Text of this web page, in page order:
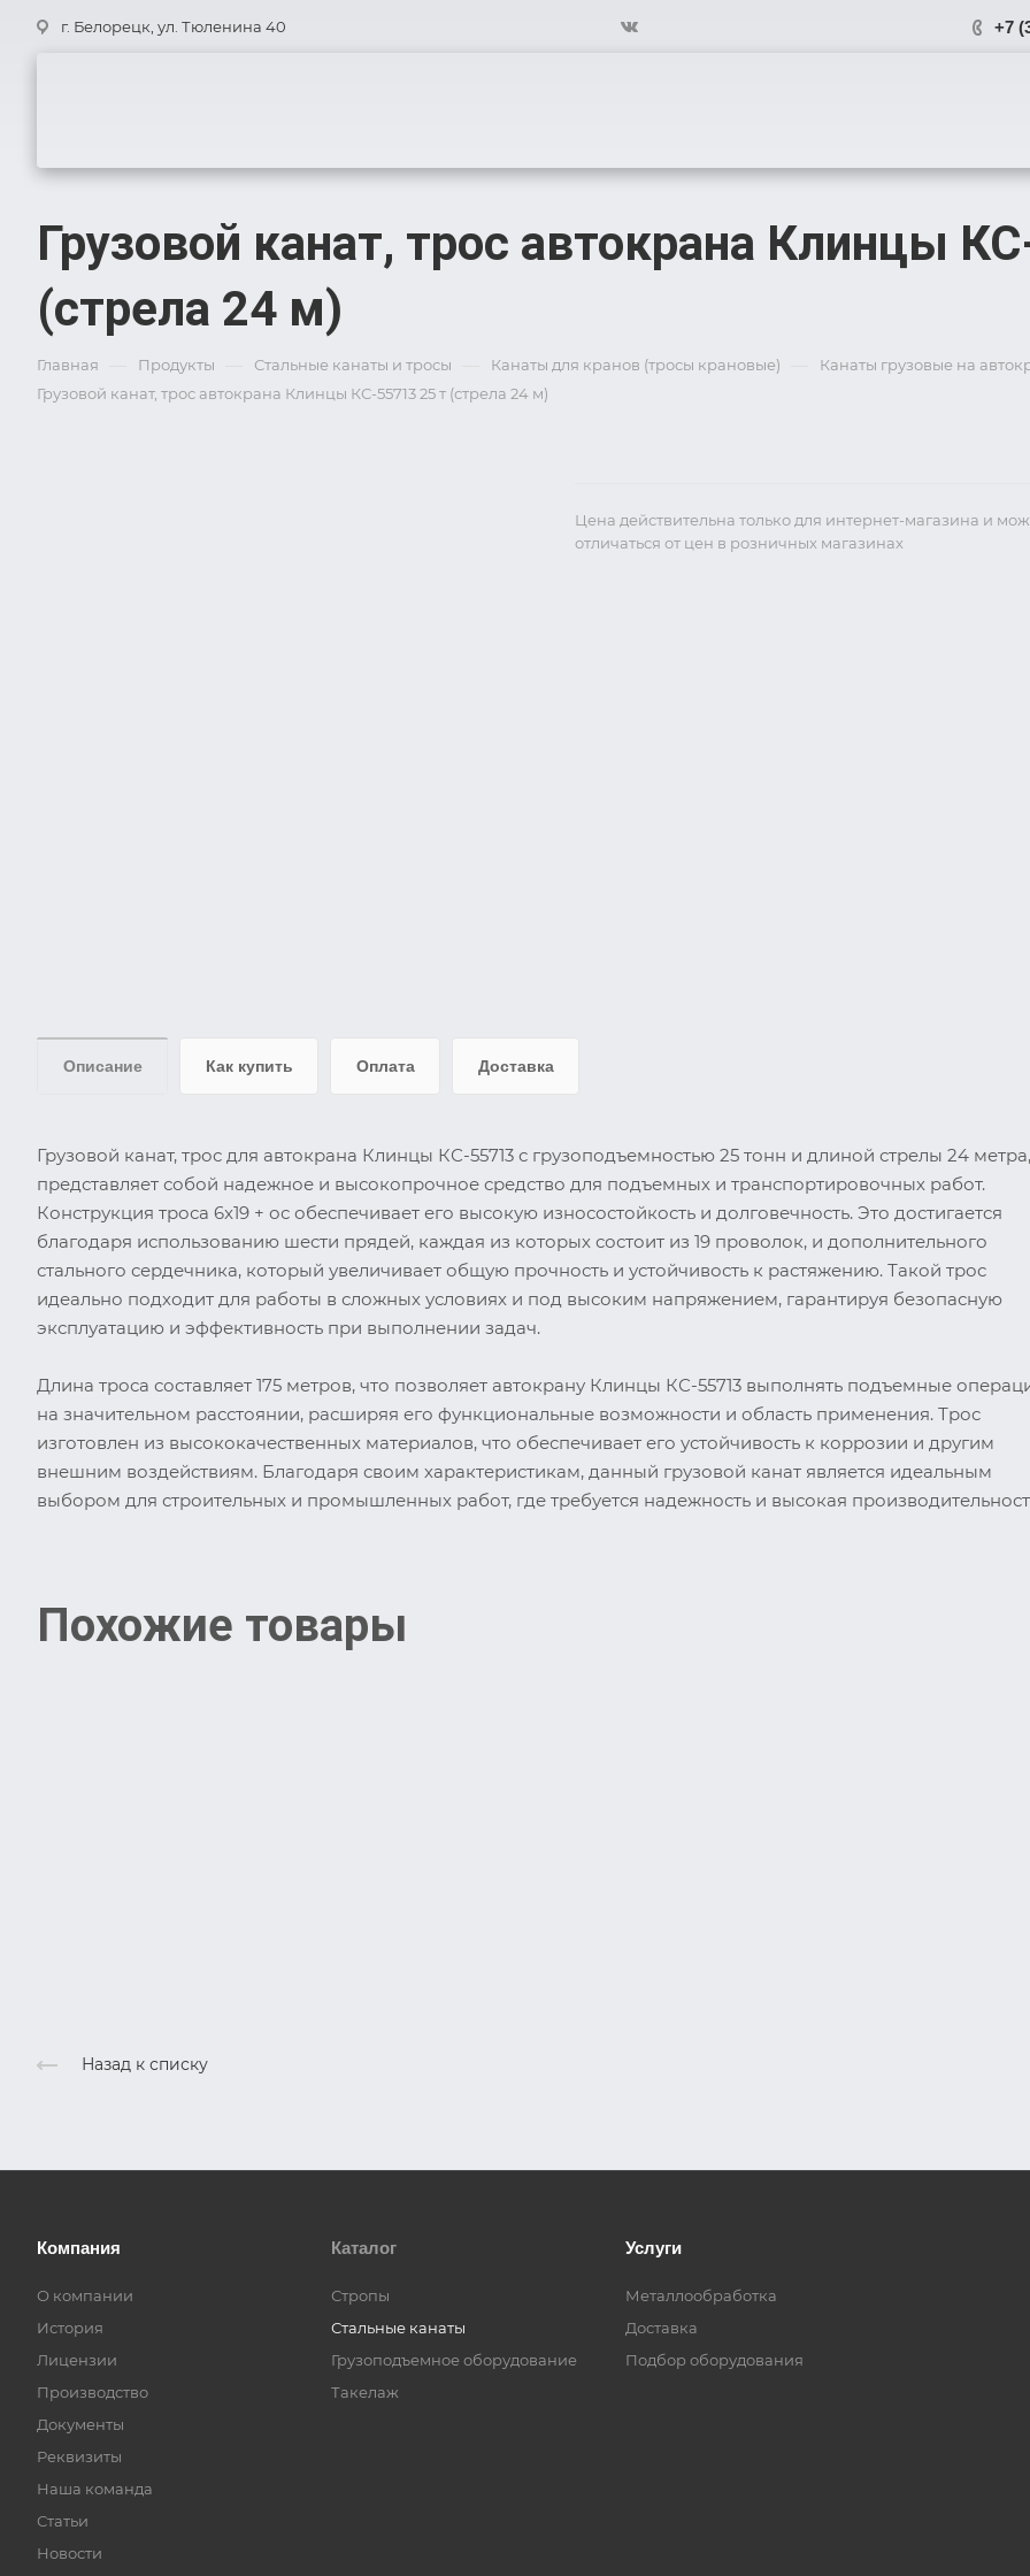
г. Белорецк, ул. Тюленина 40 +7
Грузовой канат, трос автокрана Клинцы
(стрела 24 м)
Главная Продукты Стальные канаты и тросы Канаты для кранов (тросы крановые) Канаты грузовые на
Грузовой канат, трос автокрана Клинцы КС-55713 25 т (стрела 24 м)
Цена действительна только для интернет-магазина и
отличаться от цен в розничных магазинах
Описание Как купить Оплата Доставка
Грузовой канат, трос для автокрана Клинцы КС-55713 с грузоподъемностью 25 тонн и длиной стрелы 24 метра,
представляет собой надежное и высокопрочное средство для подъемных и транспортировочных работ.
Конструкция троса 6x19 + ос обеспечивает его высокую износостойкость и долговечность. Это достигается
благодаря использованию шести прядей, каждая из которых состоит из 19 проволок, и дополнительного
стального сердечника, который увеличивает общую прочность и устойчивость к растяжению. Такой трос
идеально подходит для работы в сложных условиях и под высоким напряжением, гарантируя безопасную
эксплуатацию и эффективность при выполнении задач.
Длина троса составляет 175 метров, что позволяет автокрану Клинцы КС-55713 выполнять подъемные
на значительном расстоянии, расширяя его функциональные возможности и область применения. Трос
изготовлен из высококачественных материалов, что обеспечивает его устойчивость к коррозии и другим
внешним воздействиям. Благодаря своим характеристикам, данный грузовой канат является идеальным
выбором для строительных и промышленных работ, где требуется надежность и высокая
Похожие товары
Назад к списку
Компания
О компании
История
Лицензии
Производство
Документы
Реквизиты
Наша команда
Статьи
Новости
Каталог
Стропы
Стальные канаты
Грузоподъемное оборудование
Такелаж
Услуги
Металлообработка
Доставка
Подбор оборудования